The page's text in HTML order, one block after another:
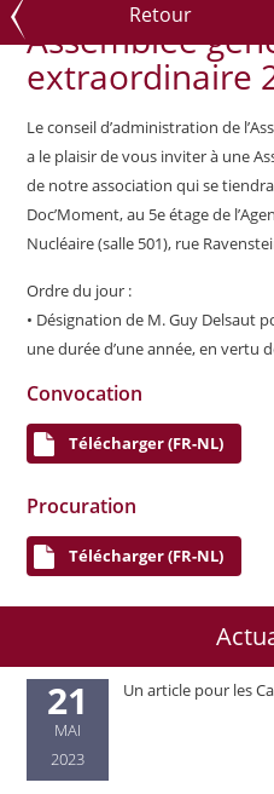
Retour
Assemblée
extraordinaire
Le conseil d’administration de
a le plaisir de vous inviter à une
de notre association qui se
Doc’Moment, au 5e étage de
Nucléaire (salle 501), rue
Ordre du jour :
• Désignation de M. Guy Delsaut
une durée d’une année, en vertu
Convocation
Télécharger (FR-NL)
Procuration
Télécharger (FR-NL)
21
MAI
2023
Un article pour les